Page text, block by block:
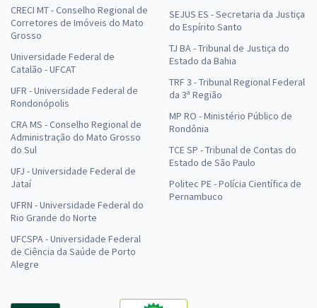
CRECI MT - Conselho Regional de
Corretores de Imóveis do Mato
Grosso
Universidade Federal de
Catalão - UFCAT
UFR - Universidade Federal de
Rondonópolis
CRA MS - Conselho Regional de
Administração do Mato Grosso
do Sul
UFJ - Universidade Federal de
Jataí
UFRN - Universidade Federal do
Rio Grande do Norte
UFCSPA - Universidade Federal
de Ciência da Saúde de Porto
Alegre
SEJUS ES - Secretaria da Justiça
do Espírito Santo
TJ BA - Tribunal de Justiça do
Estado da Bahia
TRF 3 - Tribunal Regional Federal
da 3ª Região
MP RO - Ministério Público de
Rondônia
TCE SP - Tribunal de Contas do
Estado de São Paulo
Politec PE - Polícia Científica de
Pernambuco